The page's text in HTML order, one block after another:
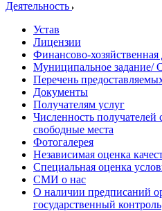
Деятельность
Устав
Лицензии
Финансово-хозяйственная
Муниципальное задание/
Перечень
Документы
Получателям услуг
Численность получателей
свободные места
Фотогалерея
Независимая оценка
Специальная оценка
СМИ о нас
О наличии предписаний
государственный контроль